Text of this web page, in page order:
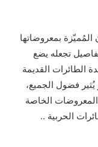
بمعروضاتها
تجعله يضع
الطائرات القديمة
فضول الجميع،
الخاصة
الحربية ..